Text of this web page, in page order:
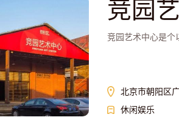
竞园
竞园艺术中心是个
北京市朝阳区
休闲娱乐